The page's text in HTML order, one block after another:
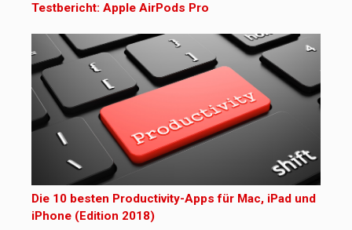
Testbericht: Apple AirPods Pro
Die 10 besten Productivity-Apps für Mac, iPad und
iPhone (Edition 2018)